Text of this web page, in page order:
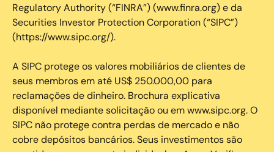
Regulatory Authority (“FINRA”) (www.finra.org) e da
Securities Investor Protection Corporation (“SIPC”)
(https://www.sipc.org/).
A SIPC protege os valores mobiliários de clientes de
seus membros em até US$ 250.000,00 para
reclamações de dinheiro. Brochura explicativa
disponível mediante solicitação ou em www.sipc.org. O
SIPC não protege contra perdas de mercado e não
cobre depósitos bancários. Seus investimentos são